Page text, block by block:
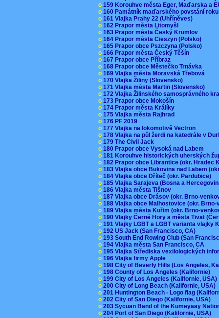
o 159 Korouhve města Eger, Maďarska a
o 160 Památník maďarského povstání
o 161 Vlajka Prahy 22 (Uhříněves)
o 162 Prapor města Litomyšl
o 163 Prapor města Český Krumlov
o 164 Prapor města Cieszyn (Polsko)
o 165 Prapor obce Pszczyna (Polsko)
o 166 Prapor města Český Těšín
o 167 Prapor obce Příbraz
o 168 Prapor obce Městečko Trnávka
o 169 Vlajka města Moravská Třebová
o 170 Vlajka Žiliny (Slovensko)
o 171 Vlajka města Martin (Slovensko)
o 172 Vlajka Žilinského samosprávného
o 173 Prapor obce Mokošín
o 174 Prapor města Králíky
o 175 Vlajka města Rajhrad
o 176 PF 2019
o 177 Vlajka na lokomotivě Vectron
o 178 Vlajka na půl žerdi na katedrále v
o 179 The Civil Jack
o 180 Prapor obce Vysoká nad Labem
o 181 Korouhve historických uherských
o 182 Prapor obce Librantice (okr. Hradec
o 183 Vlajka obce Bukovina nad Labem
o 184 Vlajka obce Dříteč (okr. Pardubice)
o 185 Vlajka Sarajeva (Bosna a
o 186 Vlajka města Tišnov
o 187 Vlajka obce Drásov (okr. Brno-
o 188 Vlajka obce Malhostovice (okr.
o 189 Vlajka města Kuřim (okr. Brno-
o 190 Vlajky Černé Hory a města Tivat
o 191 Vlajky LGBT a LGBT varianta vlajky
o 192 US Jack (San Francisco, CA)
o 193 South End Rowing Club (San
o 194 Vlajka města San Francisco, CA
o 195 Vlajka Střediska vexilologických
o 196 Vlajka firmy Apple
o 198 City of Beverly Hills (Los Angeles,
o 198 County of Los Angeles (Kalifornie)
o 199 City of Los Angeles (Kalifornie,
o 200 City of Long Beach (Kalifornie, USA)
o 201 Huntington Beach - Logo flag
o 202 City of San Diego (Kalifornie, USA)
o 203 Sycuan Band of the Kumeyaay
o 204 Port of San Diego (Kalifornie, USA)